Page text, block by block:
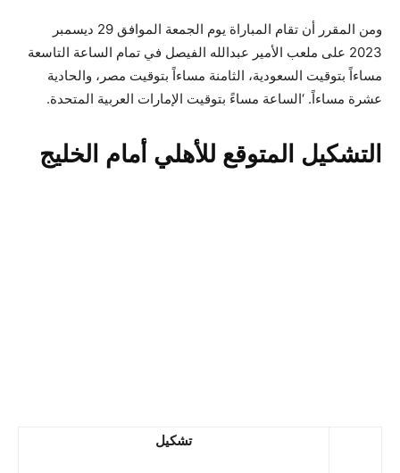
ومن المقرر أن تقام المباراة يوم الجمعة الموافق 29 ديسمبر
2023 على ملعب الأمير عبدالله الفيصل في تمام الساعة التاسعة
مساءاً بتوقيت السعودية، الثامنة مساءاً بتوقيت مصر، والحادية
عشرة مساءاً. ‘الساعة مساءً بتوقيت الإمارات العربية المتحدة.
التشكيل المتوقع للأهلي أمام الخليج
تشكيل